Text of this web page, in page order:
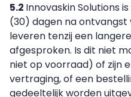
5.2 Innovaskin Solutions
(30) dagen na
leveren tenzij een
afgesproken. Is dit niet
niet op voorraad) of zijn
vertraging, of een
gedeeltelijk worden